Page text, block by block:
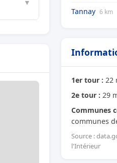
▼
Tannay 6 km
1er tour : 22
2e tour : 29
Communes
communes
Source :
l'Intérieur